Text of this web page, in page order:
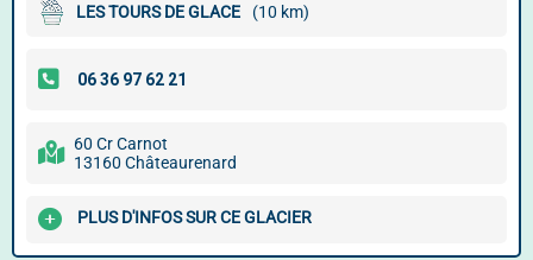
LES TOURS DE GLACE (10 km)
60 Cr Carnot
13160 Châteaurenard
PLUS D'INFOS SUR CE GLACIER